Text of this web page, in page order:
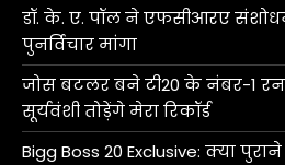
डॉ. के. ए. पॉल ने एफसीआरए
पुनर्विचार मांगा
जोस बटलर बने टी20 के नंबर-1
सूर्यवंशी तोड़ेंगे मेरा रिकॉर्ड
Bigg Boss 20 Exclusive: क्या